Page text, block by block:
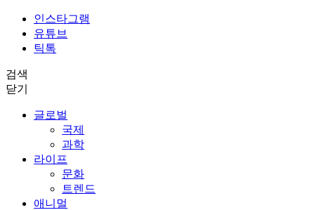
인스타그램
유튜브
틱톡
검색
닫기
글로벌
국제
과학
라이프
문화
트렌드
애니멀